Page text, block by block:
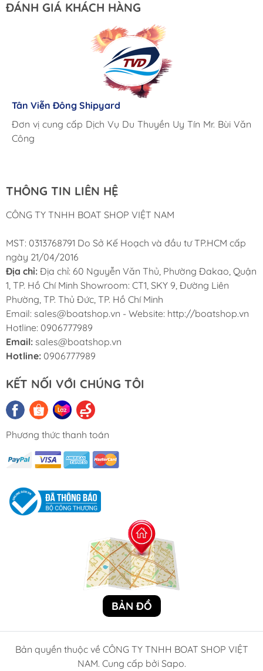
ĐÁNH GIÁ KHÁCH HÀNG
Tân Viễn Đông Shipyard
Đơn vị cung cấp Dịch Vụ Du Thuyền Uy Tín Mr. Bùi Văn
Công
Cung ứng sản phẩm nhanh chóng chuyên nghiệp
Chúng tôi có thể mua những sản phẩm tốt ngay tại Việt
Giá cả hợp lý, giao hàng nhanh chóng
THÔNG TIN LIÊN HỆ
CÔNG TY TNHH BOAT SHOP VIỆT NAM
MST: 0313768791 Do Sở Kế Hoạch và đầu tư TP.HCM cấp
ngày 21/04/2016
Địa chỉ: Địa chỉ: 60 Nguyễn Văn Thủ, Phường Đakao, Quận
1, TP. Hồ Chí Minh Showroom: CT1, SKY 9, Đường Liên
Phường, TP. Thủ Đức, TP. Hồ Chí Minh
Email: sales@boatshop.vn - Website: http://boatshop.vn
Hotline: 0906777989
Email: sales@boatshop.vn
Hotline: 0906777989
KẾT NỐI VỚI CHÚNG TÔI
Phương thức thanh toán
BẢN ĐỒ
Bản quyền thuộc về CÔNG TY TNHH BOAT SHOP VIỆT
NAM. Cung cấp bởi Sapo.